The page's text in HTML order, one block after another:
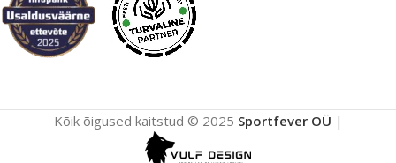
Kõik õigused kaitstud © 2025 Sportfever OÜ |